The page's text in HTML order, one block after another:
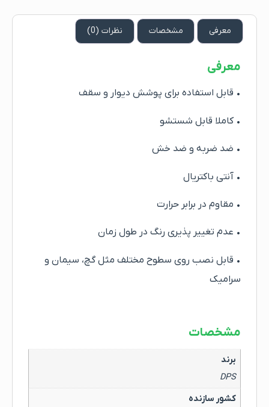
معرفی مشخصات نظرات (0)
معرفی
• قابل استفاده برای پوشش دیوار و سقف
• کاملا قابل شستشو
• ضد ضربه و ضد خش
• آنتی باکتریال
• مقاوم در برابر حرارت
• عدم تغییر پذیری رنگ در طول زمان
• قابل نصب روی سطوح مختلف مثل گچ، سیمان و
سرامیک
مشخصات
برند
DPS
کشور سازنده